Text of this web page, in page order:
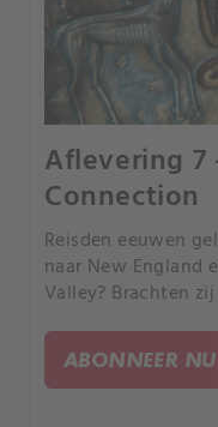
Aflevering 7
Connection
Reisden eeuwen
naar New England
Valley? Brachten
mee: de Shining
ABONNEER NU